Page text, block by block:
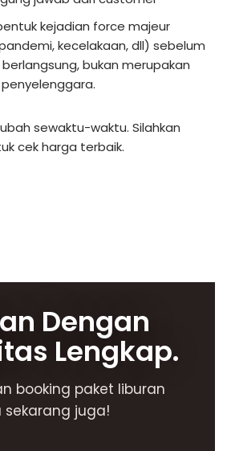
kejadian force majeur
kecelakaan, dll) sebelum
bukan merupakan
sewaktu-waktu. Silahkan
cek harga terbaik.
Dengan
Lengkap.
booking paket liburan
sekarang juga!